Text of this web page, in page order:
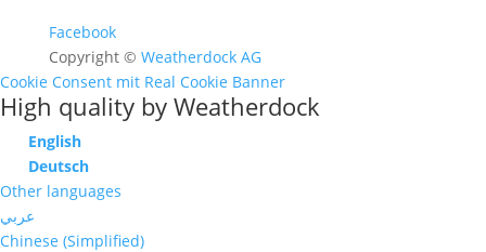
Facebook
Copyright © Weatherdock AG
Cookie Consent mit Real Cookie Banner
High quality by Weatherdock
English
Deutsch
Other languages
عربي
Chinese (Simplified)